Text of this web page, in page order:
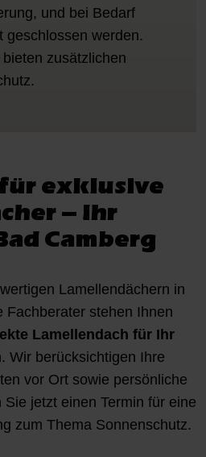
und bei Bedarf
geschlossen werden.
zusätzlichen
exklusive
– Ihr
Camberg
Lamellendächern in
Fachberater stehen Ihnen
Lamellendach für Ihr
Wir berücksichtigen Ihre
vor Ort sowie persönliche
Sie jetzt einen Termin für eine
zum Thema Sonnenschutz.